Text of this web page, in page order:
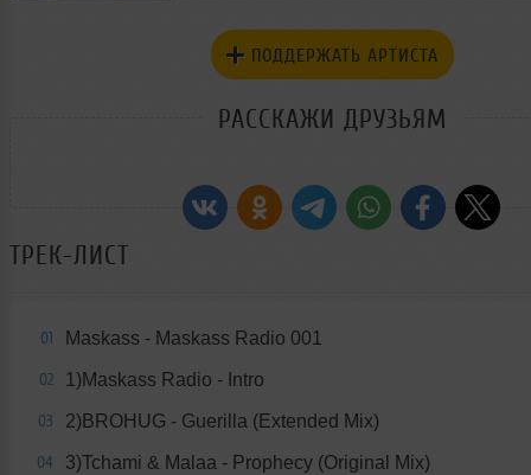
ПОДДЕРЖАТЬ АРТИСТА
РАССКАЖИ ДРУЗЬЯМ
ТРЕК-ЛИСТ
01 Maskass - Maskass Radio 001
02 1)Maskass Radio - Intro
03 2)BROHUG - Guerilla (Extended Mix)
04 3)Tchami & Malaa - Prophecy (Original Mix)